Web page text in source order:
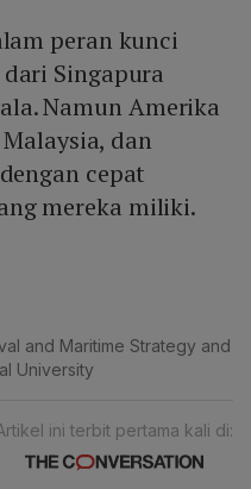
peran kunci
Singapura
Namun Amerika
dan
cepat
mereka miliki.
and Maritime Strategy and
University
ini terbit pertama kali di: